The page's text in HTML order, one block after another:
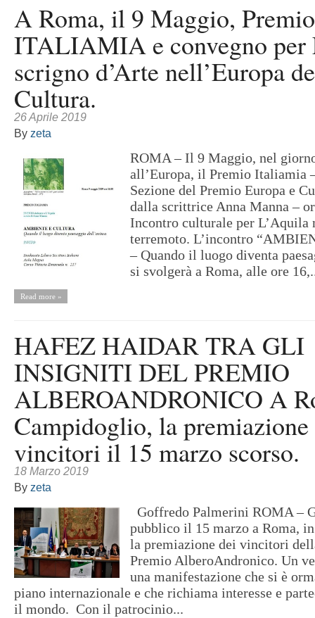
A Roma, il 9 Maggio, Premio
ITALIAMIA e convegno per
scrigno d’Arte nell’Europa
Cultura.
26 Aprile 2019
By zeta
ROMA – Il 9 Maggio, nel
all’Europa, il Premio Italiamia
Sezione del Premio Europa e
dalla scrittrice Anna Manna –
Incontro culturale per L’Aquila
terremoto. L’incontro
– Quando il luogo diventa
si svolgerà a Roma, alle ore
Read more »
HAFEZ HAIDAR TRA GLI
INSIGNITI DEL PREMIO
ALBEROANDRONICO A
Campidoglio, la
vincitori il 15 marzo scorso.
18 Marzo 2019
By zeta
Goffredo Palmerini ROMA –
pubblico il 15 marzo a Roma,
la premiazione dei vincitori
Premio AlberoAndronico. Un
una manifestazione che si è
piano internazionale e che richiama interesse e
il mondo. Con il patrocinio...